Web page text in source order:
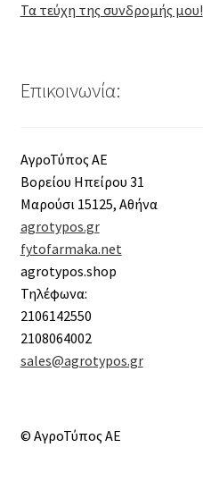
Τα τεύχη της συνδρομής μου!
Επικοινωνία:
ΑγροΤύπος ΑΕ
Βορείου Ηπείρου 31
Μαρούσι 15125, Αθήνα
agrotypos.gr
fytofarmaka.net
agrotypos.shop
Τηλέφωνα:
2106142550
2108064002
sales@agrotypos.gr
© ΑγροΤύπος ΑΕ